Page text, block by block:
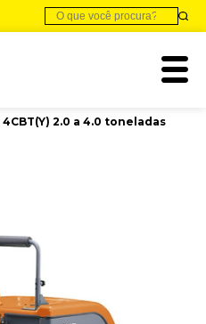
4CBT(Y) 2.0 a 4.0 toneladas